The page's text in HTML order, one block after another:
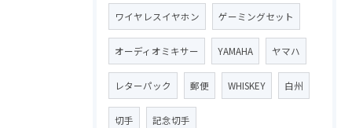
ワイヤレスイヤホン ゲーミングセット
オーディオミキサー YAMAHA ヤマハ
レターパック 郵便 WHISKEY 白州
切手 記念切手